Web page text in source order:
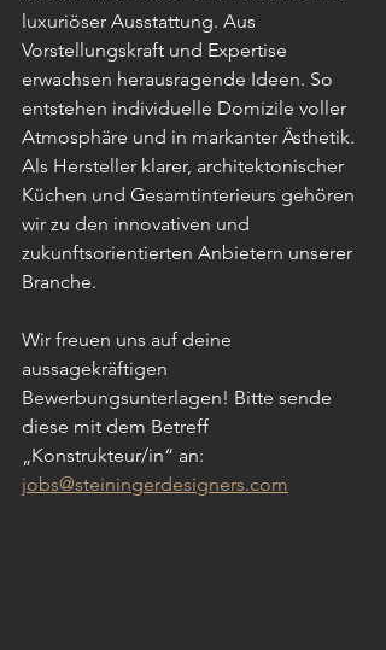
luxuriöser Ausstattung. Aus
Vorstellungskraft und Expertise
erwachsen herausragende Ideen. So
entstehen individuelle Domizile voller
Atmosphäre und in markanter Ästhetik.
Als Hersteller klarer, architektonischer
Küchen und Gesamtinterieurs gehören
wir zu den innovativen und
zukunftsorientierten Anbietern unserer
Branche.
Wir freuen uns auf deine
aussagekräftigen
Bewerbungsunterlagen! Bitte sende
diese mit dem Betreff
„Konstrukteur/in“ an:
jobs@steiningerdesigners.com